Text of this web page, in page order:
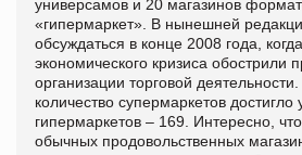
универсамов и 20 магазинов
«гипермаркет». В нынешней
обсуждаться в конце 2008 года,
экономического кризиса обострили
организации торговой
количество супермаркетов достигло
гипермаркетов – 169. Интересно,
обычных продовольственных